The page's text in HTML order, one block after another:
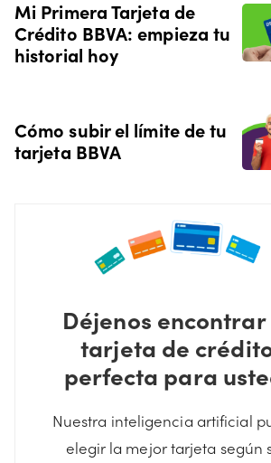
Mi Primera Tarjeta de
Crédito BBVA: empieza tu
historial hoy
Cómo subir el límite de tu
tarjeta BBVA
Déjenos
tarjeta de
perfecta para
Nuestra inteligencia artificial
elegir la mejor tarjeta según